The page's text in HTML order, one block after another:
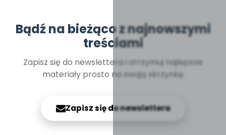
Bądź na bieżąco z najnowszymi
treściami
Zapisz się do newslettera i otrzymuj najlepsze
materiały prosto na swoją skrzynkę
Zapisz się do newslettera